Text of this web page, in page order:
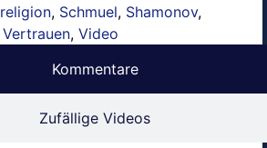
religion, Schmuel, Shamonov,
Vertrauen, Video
Kommentare
Zufällige Videos